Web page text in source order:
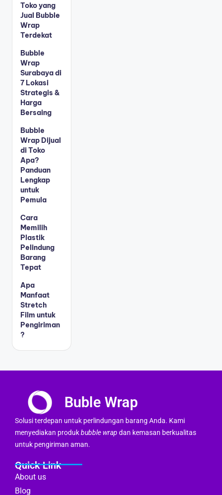
Toko yang
Jual Bubble
Wrap
Terdekat
Bubble
Wrap
Surabaya di
7 Lokasi
Strategis &
Harga
Bersaing
Bubble
Wrap Dijual
di Toko
Apa?
Panduan
Lengkap
untuk
Pemula
Cara
Memilih
Plastik
Pelindung
Barang
Tepat
Apa
Manfaat
Stretch
Film untuk
Pengiriman
?
Buble Wrap
Solusi terdepan untuk perlindungan barang Anda. Kami
menyediakan produkbubble wrap dan kemasan berkualitas
untuk pengiriman aman.
Quick Link
About us
Blog